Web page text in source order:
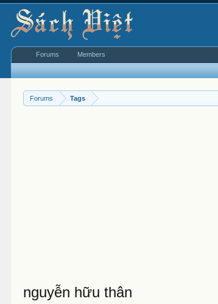
Forums Tags
nguyễn hữu thân
Forums Members